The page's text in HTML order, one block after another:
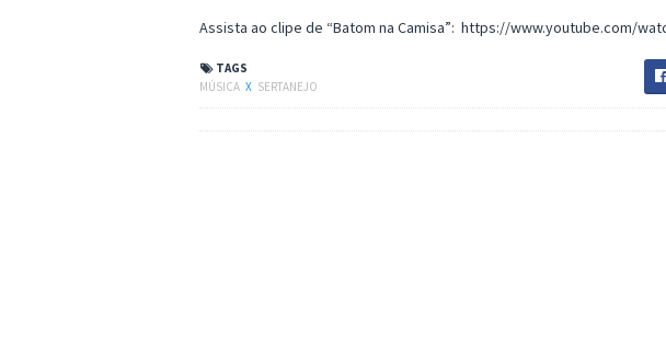
Assista ao clipe de “Batom na Camisa”: https://www.youtube.com/
TAGS
MÚSICA X SERTANEJO